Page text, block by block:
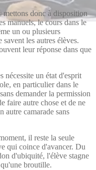
mettons donc à disposition
manuels, le cours dans le
un ou plusieurs
les autres élèves.
leur réponse dans que
nécessite un état d'esprit
en particulier dans le
demander la permission
faire autre chose et de ne
autre camarade sans
il reste la seule
qui coince d'avancer. Du
d'ubiquité, l'élève stagne
broutille.